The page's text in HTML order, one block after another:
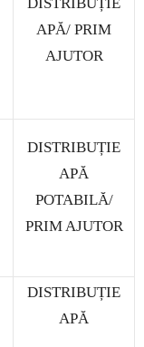
DISTRIBUȚIE
APĂ/ PRIM
AJUTOR
DISTRIBUȚIE
APĂ
POTABILĂ/
PRIM AJUTOR
DISTRIBUȚIE
APĂ